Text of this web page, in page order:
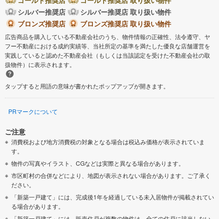
シルバー推奨店
シルバー推奨店 取り扱い物件
ブロンズ推奨店
ブロンズ推奨店 取り扱い物件
広告商品を購入している不動産会社のうち、物件情報の正確性、法令遵守、ヤ
フー不動産における成約実績等、当社所定の基準を満たした優良な店舗運営を
実践していると認めた不動産会社（もしくは当該認定を受けた不動産会社の取
扱物件）に表示されます。
タップすると用語の意味が書かれたポップアップが開きます。
PRマークについて
ご注意
消費税および地方消費税の対象となる場合は税込み価格が表示されていま
す。
物件の写真やイラスト、CGなどは実際と異なる場合があります。
市区町村の合併などにより、地図が表示されない場合があります。ご了承く
ださい。
「新築一戸建て」には、完成後1年を経過している未入居物件が掲載されてい
る場合があります。